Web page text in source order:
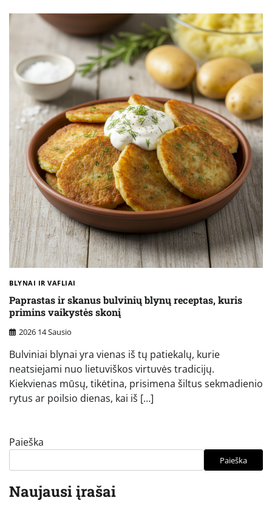
BLYNAI IR VAFLIAI
Paprastas ir skanus bulvinių blynų receptas, kuris
primins vaikystės skonį
2026 14 Sausio
Bulviniai blynai yra vienas iš tų patiekalų, kurie
neatsiejami nuo lietuviškos virtuvės tradicijų.
Kiekvienas mūsų, tikėtina, prisimena šiltus sekmadienio
rytus ar poilsio dienas, kai iš […]
Paieška
Paieška
Naujausi įrašai